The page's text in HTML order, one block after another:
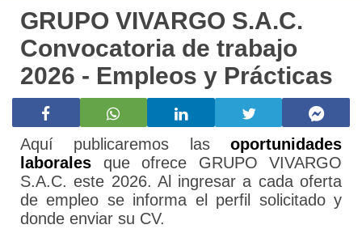
GRUPO VIVARGO S.A.C.
Convocatoria de trabajo
2026 - Empleos y Prácticas
Aquí publicaremos las oportunidades
laborales que ofrece GRUPO VIVARGO
S.A.C. este 2026. Al ingresar a cada oferta
de empleo se informa el perfil solicitado y
donde enviar su CV.